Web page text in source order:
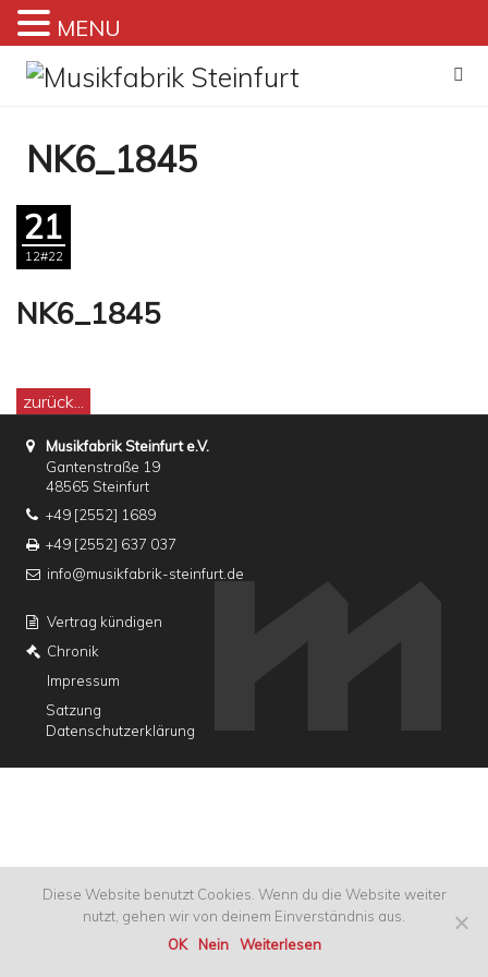
Zum
Inhalt
NK6_1845
21
12#22
NK6_1845
zurück...
Musikfabrik Steinfurt e.V.
Gantenstraße 19
48565 Steinfurt
+49 [2552] 1689
+49 [2552] 637 037
info@musikfabrik-steinfurt.de
Vertrag kündigen
Chronik
Impressum
Satzung
Datenschutzerklärung
MENU
Diese Website benutzt Cookies. Wenn du die Website weiter
nutzt, gehen wir von deinem Einverständnis aus.
OK
Nein Weiterlesen